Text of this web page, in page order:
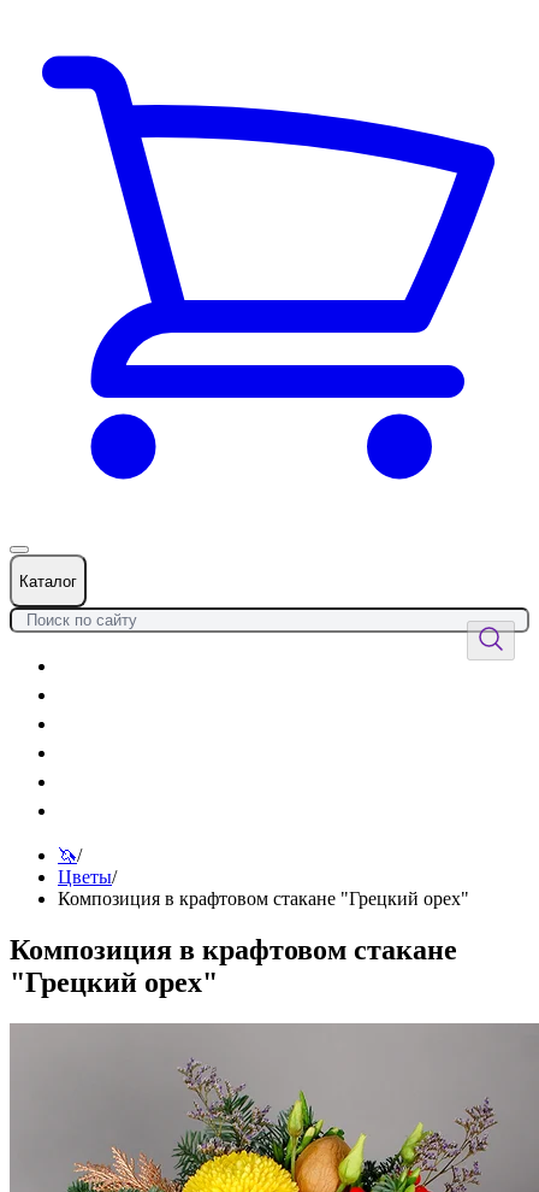
Каталог
🦄/
Цветы/
Композиция в крафтовом стакане "Грецкий орех"
Композиция в крафтовом стакане
"Грецкий орех"